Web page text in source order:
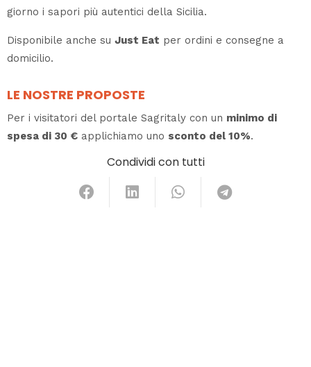
giorno i sapori più autentici della Sicilia.
Disponibile anche su Just Eat per ordini e consegne a
domicilio.
LE NOSTRE PROPOSTE
Per i visitatori del portale Sagritaly con un minimo di
spesa di 30 € applichiamo uno sconto del 10%.
Condividi con tutti